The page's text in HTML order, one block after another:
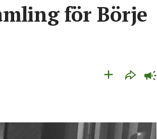
för Börje